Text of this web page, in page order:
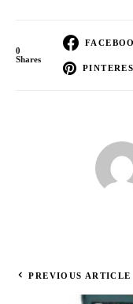
0
Shares
PREVIOUS ARTICLE